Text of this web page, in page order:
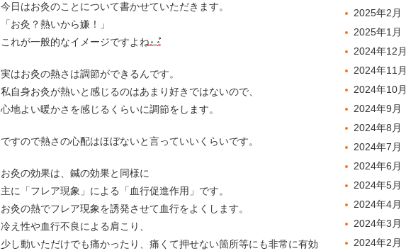
今日はお灸のことについて書かせていただきます。
「お灸？熱いから嫌！」
これが一般的なイメージですよね
実はお灸の熱さは調節ができるんです。
私自身お灸が熱いと感じるのはあまり好きではないので、
心地よい暖かさを感じるくらいに調節をします。
ですので熱さの心配はほぼないと言っていいくらいです。
お灸の効果は、鍼の効果と同様に
主に「フレア現象」による「血行促進作用」です。
お灸の熱でフレア現象を誘発させて血行をよくします。
冷え性や血行不良による肩こり、
少し動いただけでも痛かったり、痛くて押せない箇所等にも非常に有効
2025年2月
2025年1月
2024年12月
2024年11月
2024年10月
2024年9月
2024年8月
2024年7月
2024年6月
2024年5月
2024年4月
2024年3月
2024年2月